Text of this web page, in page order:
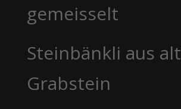
gemeisselt
Steinbänkli aus
Grabstein